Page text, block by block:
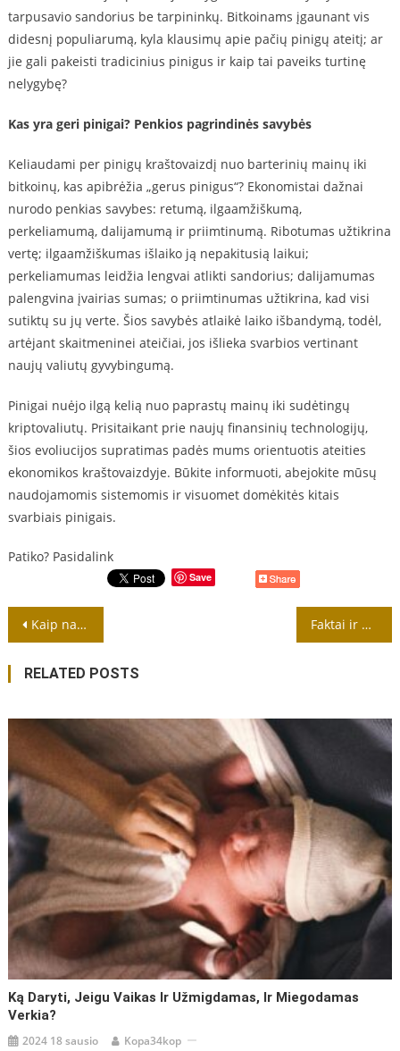
tarpusavio sandorius be tarpininkų. Bitkoinams įgaunant vis
didesnį populiarumą, kyla klausimų apie pačių pinigų ateitį; ar
jie gali pakeisti tradicinius pinigus ir kaip tai paveiks turtinę
nelygybę?
Kas yra geri pinigai? Penkios pagrindinės savybės
Keliaudami per pinigų kraštovaizdį nuo barterinių mainų iki
bitkoinų, kas apibrėžia „gerus pinigus“? Ekonomistai dažnai
nurodo penkias savybes: retumą, ilgaamžiškumą,
perkeliamumą, dalijamumą ir priimtinumą. Ribotumas užtikrina
vertę; ilgaamžiškumas išlaiko ją nepakitusią laikui;
perkeliamumas leidžia lengvai atlikti sandorius; dalijamumas
palengvina įvairias sumas; o priimtinumas užtikrina, kad visi
sutiktų su jų verte. Šios savybės atlaikė laiko išbandymą, todėl,
artėjant skaitmeninei ateičiai, jos išlieka svarbios vertinant
naujų valiutų gyvybingumą.
Pinigai nuėjo ilgą kelią nuo paprastų mainų iki sudėtingų
kriptovaliutų. Prisitaikant prie naujų finansinių technologijų,
šios evoliucijos supratimas padės mums orientuotis ateities
ekonomikos kraštovaizdyje. Būkite informuoti, abejokite mūsų
naudojamomis sistemomis ir visuomet domėkitės kitais
svarbiais pinigais.
Patiko? Pasidalink
Save
Navigacija
tarp
įrašų
Kaip natūrali atranka formuoja gyvybę Žemėje Faktai ir fikcija: Kas iš tiesų geriau padeda mokytis?
RELATED POSTS
Ką Daryti, Jeigu Vaikas Ir Užmigdamas, Ir Miegodamas
Verkia?
2024 18 sausio Kopa34kop